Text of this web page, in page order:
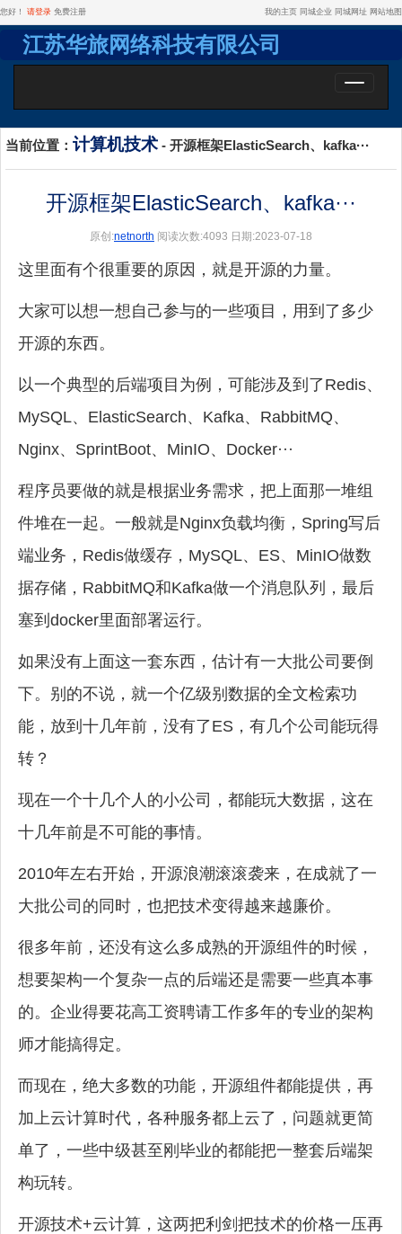
您好！ 请登录 免费注册 我的主页 同城企业 同城网址 网站地图
江苏华旅网络科技有限公司
Toggle
当前位置： 计算机技术 - 开源框架ElasticSearch、kafka···
开源框架ElasticSearch、kafka···
原创:netnorth 阅读次数:4093 日期:2023-07-18
这里面有个很重要的原因，就是开源的力量。
大家可以想一想自己参与的一些项目，用到了多少
开源的东西。
以一个典型的后端项目为例，可能涉及到了Redis、
MySQL、ElasticSearch、Kafka、RabbitMQ、
Nginx、SprintBoot、MinIO、Docker···
程序员要做的就是根据业务需求，把上面那一堆组
件堆在一起。一般就是Nginx负载均衡，Spring写后
端业务，Redis做缓存，MySQL、ES、MinIO做数
据存储，RabbitMQ和Kafka做一个消息队列，最后
塞到docker里面部署运行。
如果没有上面这一套东西，估计有一大批公司要倒
下。别的不说，就一个亿级别数据的全文检索功
能，放到十几年前，没有了ES，有几个公司能玩得
转？
现在一个十几个人的小公司，都能玩大数据，这在
十几年前是不可能的事情。
2010年左右开始，开源浪潮滚滚袭来，在成就了一
大批公司的同时，也把技术变得越来越廉价。
很多年前，还没有这么多成熟的开源组件的时候，
想要架构一个复杂一点的后端还是需要一些真本事
的。企业得要花高工资聘请工作多年的专业的架构
师才能搞得定。
而现在，绝大多数的功能，开源组件都能提供，再
加上云计算时代，各种服务都上云了，问题就更简
单了，一些中级甚至刚毕业的都能把一整套后端架
构玩转。
开源技术+云计算，这两把利剑把技术的价格一压再